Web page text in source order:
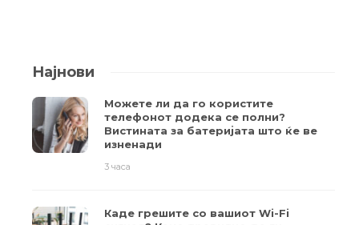
Најнови
Можете ли да го користите
телефонот додека се полни?
Вистината за батеријата што ќе ве
изненади
3 часа
Каде грешите со вашиот Wi-Fi